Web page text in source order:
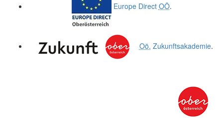
Europe Direct OÖ.
Oö. Zukunftsakademie.